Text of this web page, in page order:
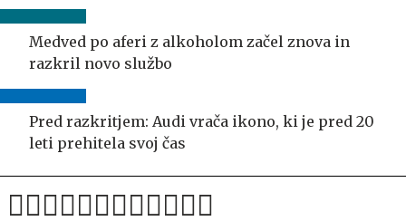
Medved po aferi z alkoholom začel znova in
razkril novo službo
Pred razkritjem: Audi vrača ikono, ki je pred 20
leti prehitela svoj čas